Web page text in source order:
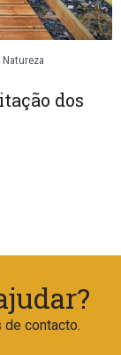
Natureza
dos
contacto.